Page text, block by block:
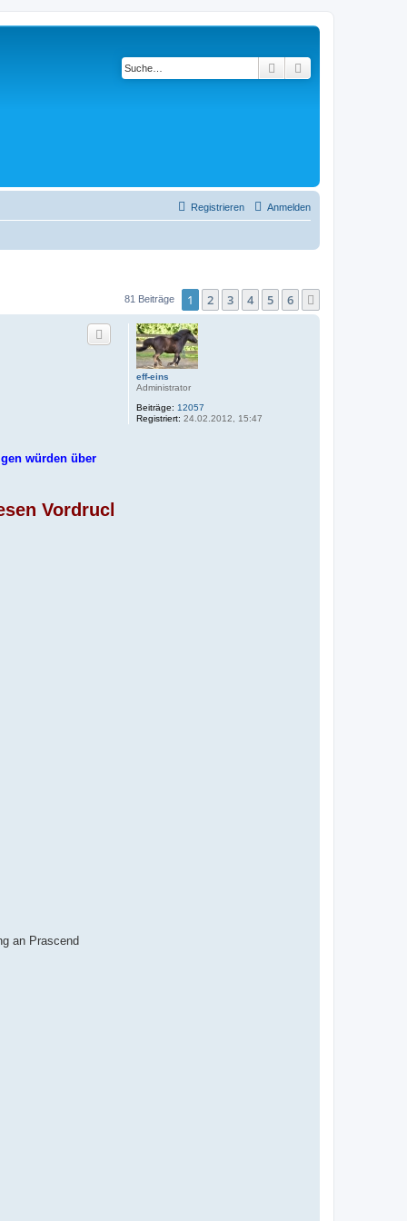
Suche
Anmelden
Registrieren
81 Beiträge 1 2 3 4 5 6
eff-eins
Administrator
Beiträge: 12057
Registriert: 24.02.2012, 15:47
würden über
und füllt ihn direkt (möglichst in rot)
an Prascend